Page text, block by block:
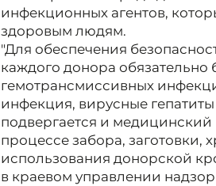
инфекционных агентов,
здоровым людям.
"Для обеспечения
каждого донора
гемотрансмиссивных
инфекция, вирусные
подвергается и
процессе забора, заготовки,
использования донорской
в краевом управлении